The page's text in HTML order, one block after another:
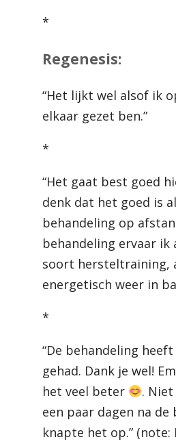
*
Regenesis:
“Het lijkt wel alsof ik
elkaar gezet ben.”
*
“Het gaat best goed
denk dat het goed is
behandeling op
behandeling ervaar ik
soort hersteltraining,
energetisch weer in
*
“De behandeling
gehad. Dank je wel!
het veel beter
.
een paar dagen na de
knapte het op.” (note: